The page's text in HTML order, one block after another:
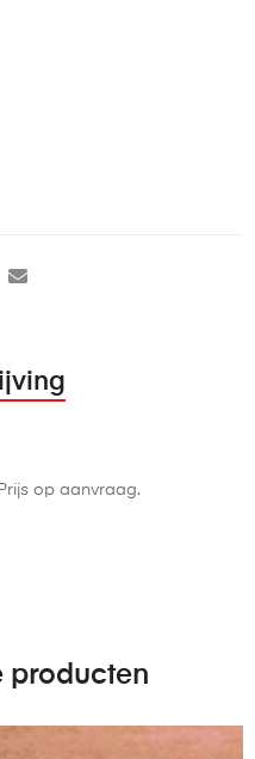
op aanvraag.
producten